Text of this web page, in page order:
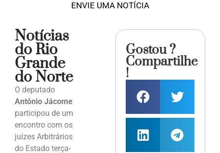
ENVIE UMA NOTÍCIA
Notícias
do Rio
Grande
do Norte
O deputado
Antônio Jácome
participou de um
encontro com os
juízes Arbitrários
do Estado terça-
Gostou ?
Compartilhe
!